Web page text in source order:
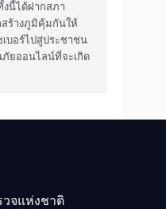
นี้ได้ฝากสภา
ร้างภูมิคุ้มกันให้
บอร์ไปสู่ประชาชน
ยออนไลน์ที่จะเกิด
วจแห่งชาติ